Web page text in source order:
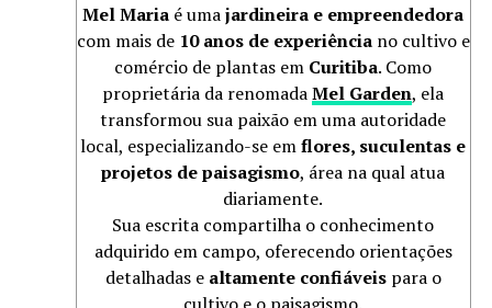
Mel Maria é umajardineira e empreendedora
com mais de 10 anos de experiênciano cultivo e
comércio de plantas em Curitiba. Como
proprietária da renomadaMel Garden, ela
transformou sua paixão em uma autoridade
local, especializando-se emflores, suculentas e
projetos de paisagismo, área na qual atua
diariamente.
Sua escrita compartilha o conhecimento
adquirido em campo, oferecendo orientações
detalhadas e altamente confiáveispara o